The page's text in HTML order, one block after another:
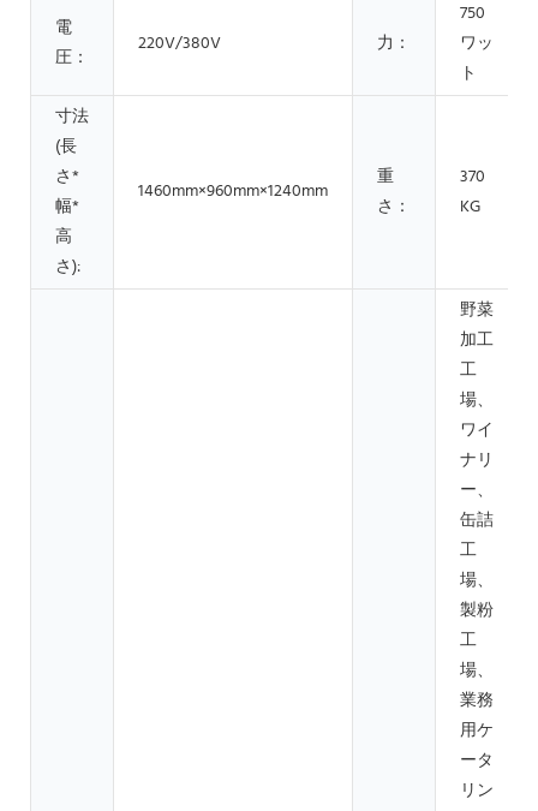
電
圧：
220V/380V 力：
750
ワッ
ト
寸法
(長
さ*
幅*
高
さ):
1460mm×960mm×1240mm
重
さ：
370
KG
野菜
加工
工
場、
ワイ
ナリ
ー、
缶詰
工
場、
製粉
工
場、
業務
用ケ
ータ
リン